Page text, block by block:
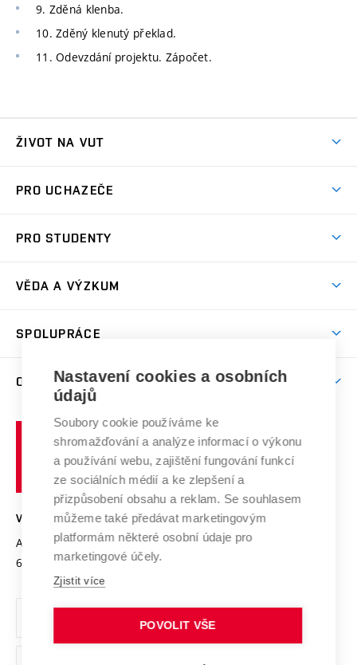
9. Zděná klenba.
10. Zděný klenutý překlad.
11. Odevzdání projektu. Zápočet.
ŽIVOT NA VUT
Koleje
Sport na VUT
Brno
PRO UCHAZEČE
Dny otevřených dveří
Celoživotní vzdělávání
E-přihláška
PRO STUDENTY
Harmonogram akademického roku
Závěrečné práce
Doktorské studium
Zpracování osobních údajů studentů
Sociální bezpečí
Studium bez bariér
Podpora podnikání
VĚDA A VÝZKUM
Mezinárodní vědecká rada
Systém zajišťování kvality výzkumu
Výzkumné infrastruktury
Transfer znalostí
Open Science
Projekty
Projekty ze strukturálních fondů
Specifický výzkum
SPOLUPRÁCE
Zahraniční spolupráce
Spolupráce se školami
Služby univerzity
Mezinárodní dohody
Univerzitní sítě
O UNIVERZITĚ
Profil univerzity
Udržitelná univerzita
Podnikavá univerzita / ContriBUTe
Bezpečná univerzita
Vyznamenání
Organizační struktura
Ochrana osobních údajů
učení
technické
VYSOKÉ UČENÍ TECHNICKÉ V BRNĚ
Antonínská 548/1
602 00 Brno
www.vut.cz
vut@vutbr.cz
Nastavení cookies a osobních
údajů
Soubory cookie používáme ke
shromažďování a analýze informací o výkonu
a používání webu, zajištění fungování funkcí
ze sociálních médií a ke zlepšení a
přizpůsobení obsahu a reklam. Se souhlasem
můžeme také předávat marketingovým
platformám některé osobní údaje pro
marketingové účely.
Zjistit více
POVOLIT VŠE